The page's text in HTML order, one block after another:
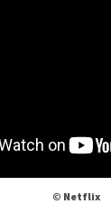
© Netflix